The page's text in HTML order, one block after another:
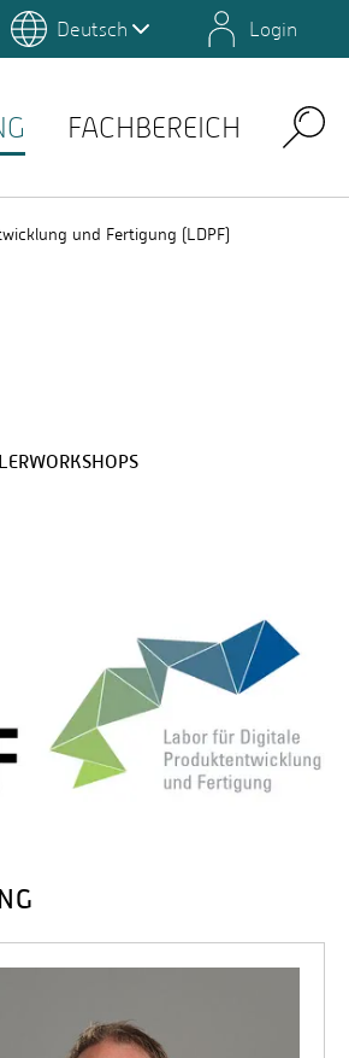
Umwelt-Campus Birkenfeld
Deutsch Login
FACHBEREICH Search
und Fertigung (LDPF)